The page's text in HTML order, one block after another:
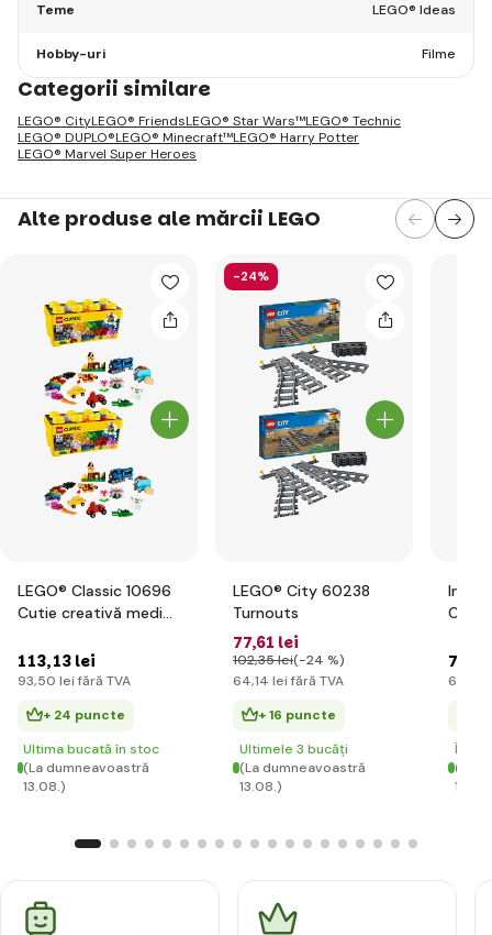
Teme LEGO® Ideas
Hobby-uri Filme
Categorii similare
LEGO® CityLEGO® FriendsLEGO® Star Wars™LEGO® Technic
LEGO® DUPLO®LEGO® Minecraft™LEGO® Harry Potter
LEGO® Marvel Super Heroes
Alte produse ale mărcii LEGO
LEGO® Classic 10696
Cutie creativă medie
113,13 lei
93,50 lei fără TVA
+ 24 puncte
Ultima bucată în stoc
(La dumneavoastră
13.08.)
-24%
LEGO® City 60238
Turnouts
77,61 lei
102,35 lei(-24 %)
64,14 lei fără TVA
+ 16 puncte
Ultimele 3 bucăți
(La dumneavoastră
13.08.)
City
76
63
În
(La